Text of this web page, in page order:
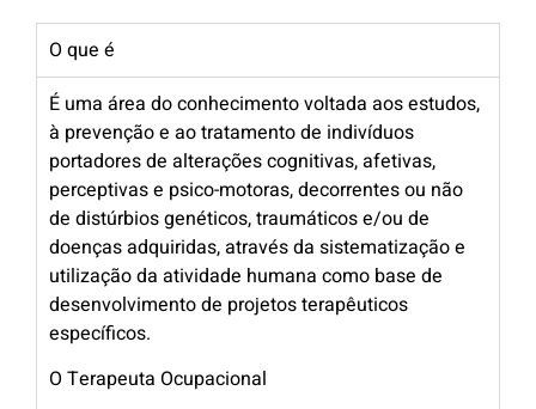
O que é
É uma área do conhecimento voltada aos estudos,
à prevenção e ao tratamento de indivíduos
portadores de alterações cognitivas, afetivas,
perceptivas e psico-motoras, decorrentes ou não
de distúrbios genéticos, traumáticos e/ou de
doenças adquiridas, através da sistematização e
utilização da atividade humana como base de
desenvolvimento de projetos terapêuticos
específicos.
O Terapeuta Ocupacional